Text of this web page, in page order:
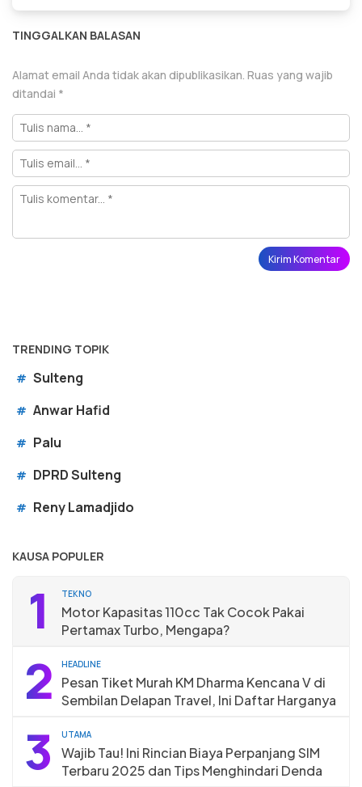
TINGGALKAN BALASAN
Alamat email Anda tidak akan dipublikasikan. Ruas yang wajib
ditandai *
TRENDING TOPIK
# Sulteng
# Anwar Hafid
# Palu
# DPRD Sulteng
# Reny Lamadjido
KAUSA POPULER
1 TEKNO
Motor Kapasitas 110cc Tak Cocok Pakai
Pertamax Turbo, Mengapa?
2 HEADLINE
Pesan Tiket Murah KM Dharma Kencana V di
Sembilan Delapan Travel, Ini Daftar Harganya
3 UTAMA
Wajib Tau! Ini Rincian Biaya Perpanjang SIM
Terbaru 2025 dan Tips Menghindari Denda